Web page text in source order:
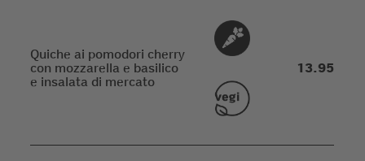
Quiche ai pomodori cherry
con mozzarella e basilico
e insalata di mercato
13.95